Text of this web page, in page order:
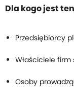
Dla kogo jest
Przedsiębiorcy
Właściciele
Osoby